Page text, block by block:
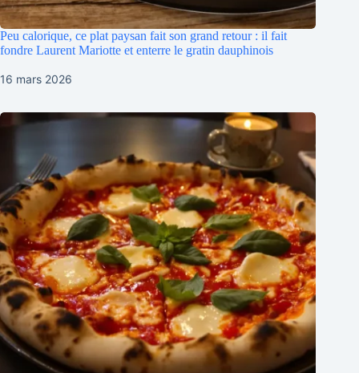
Peu calorique, ce plat paysan fait son grand retour : il fait
fondre Laurent Mariotte et enterre le gratin dauphinois
16 mars 2026